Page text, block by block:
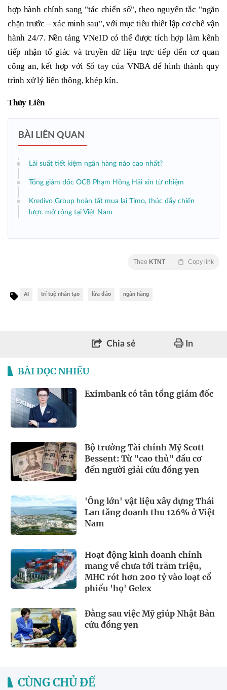
hợp hành chính sang "tác chiến số", theo nguyên tắc "ngăn
chặn trước – xác minh sau", với mục tiêu thiết lập cơ chế vận
hành 24/7. Nền tảng VNeID có thể được tích hợp làm kênh
tiếp nhận tố giác và truyền dữ liệu trực tiếp đến cơ quan
công an, kết hợp với Sổ tay của VNBA để hình thành quy
trình xử lý liên thông, khép kín.
Thùy Liên
BÀI LIÊN QUAN
Lãi suất tiết kiệm ngân hàng nào cao nhất?
Tổng giám đốc OCB Phạm Hồng Hải xin từ nhiệm
Kredivo Group hoàn tất mua lại Timo, thúc đẩy chiến
lược mở rộng tại Việt Nam
Theo KTNT Copy link
AI trí tuệ nhân tạo lừa đảo ngân hàng
Chia sẻ In
BÀI ĐỌC NHIỀU
Eximbank có tân tổng giám đốc
Bộ trưởng Tài chính Mỹ Scott
Bessent: Từ "cao thủ" đầu cơ
đến người giải cứu đồng yen
'Ông lớn' vật liệu xây dựng Thái
Lan tăng doanh thu 126% ở Việt
Nam
Hoạt động kinh doanh chính
mang về chưa tới trăm triệu,
MHC rót hơn 200 tỷ vào loạt cổ
phiếu 'họ' Gelex
Đằng sau việc Mỹ giúp Nhật Bản
cứu đồng yen
CÙNG CHỦ ĐỀ